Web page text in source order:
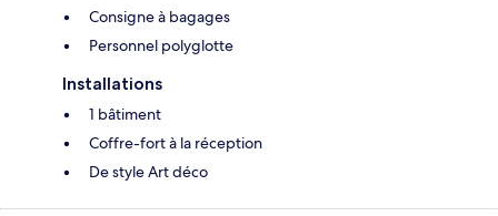
Consigne à bagages
Personnel polyglotte
Installations
1 bâtiment
Coffre-fort à la réception
De style Art déco